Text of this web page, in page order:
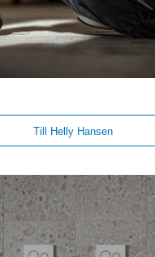
Till Helly Hansen